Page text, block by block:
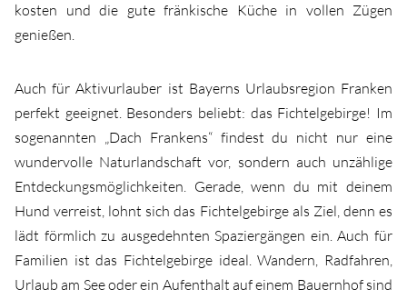
kosten und die gute fränkische Küche in vollen Zügen
genießen.
Auch für Aktivurlauber ist Bayerns Urlaubsregion Franken
perfekt geeignet. Besonders beliebt: das Fichtelgebirge! Im
sogenannten „Dach Frankens“ findest du nicht nur eine
wundervolle Naturlandschaft vor, sondern auch unzählige
Entdeckungsmöglichkeiten. Gerade, wenn du mit deinem
Hund verreist, lohnt sich das Fichtelgebirge als Ziel, denn es
lädt förmlich zu ausgedehnten Spaziergängen ein. Auch für
Familien ist das Fichtelgebirge ideal. Wandern, Radfahren,
Urlaub am See oder ein Aufenthalt auf einem Bauernhof sind